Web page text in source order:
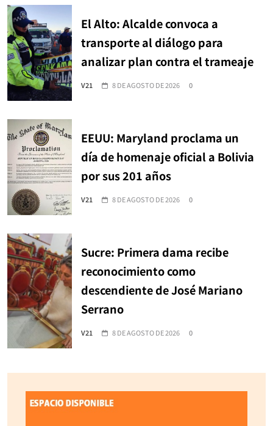
El Alto: Alcalde convoca a
transporte al diálogo para
analizar plan contra el trameaje
V21 8 DE AGOSTO DE 2026 0
EEUU: Maryland proclama un
día de homenaje oficial a Bolivia
por sus 201 años
V21 8 DE AGOSTO DE 2026 0
Sucre: Primera dama recibe
reconocimiento como
descendiente de José Mariano
Serrano
V21 8 DE AGOSTO DE 2026 0